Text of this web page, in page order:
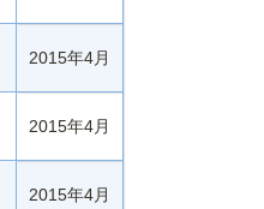
2015年4月
2015年4月
2015年4月